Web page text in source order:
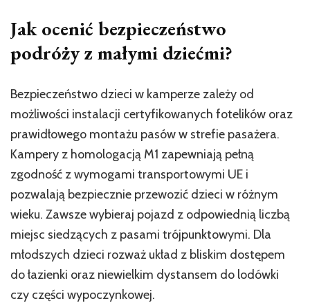
Jak ocenić bezpieczeństwo
podróży z małymi dziećmi?
Bezpieczeństwo dzieci w kamperze zależy od
możliwości instalacji certyfikowanych fotelików oraz
prawidłowego montażu pasów w strefie pasażera.
Kampery z homologacją M1 zapewniają pełną
zgodność z wymogami transportowymi UE i
pozwalają bezpiecznie przewozić dzieci w różnym
wieku. Zawsze wybieraj pojazd z odpowiednią liczbą
miejsc siedzących z pasami trójpunktowymi. Dla
młodszych dzieci rozważ układ z bliskim dostępem
do łazienki oraz niewielkim dystansem do lodówki
czy części wypoczynkowej.